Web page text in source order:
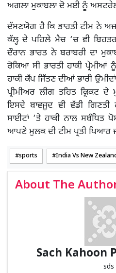
ਅਗਲਾ ਮੁਕਾਬਲਾ ਦੋ ਮਈ ਨੂੰ
ਦੱਸਣਯੋਗ ਹੈ ਕਿ ਭਾਰਤੀ ਟੀਮ ਨੇ
ਕੱਲ੍ਹ ਦੇ ਪਹਿਲੇ ਮੈਚ ‘ਚ ਵੀ
ਦੌਰਾਨ ਭਾਰਤ ਨੇ ਬਰਾਬਰੀ ਦਾ
ਰੋਕਿਆ ਸੀ ਭਾਰਤੀ ਹਾਕੀ ਪ੍ਰੇਮੀਆਂ
ਹਾਕੀ ਕੱਪ ਜਿੱਤਣ ਦੀਆਂ ਭਾਰੀ
ਪ੍ਰੀਮੀਅਰ ਲੀਗ ਤਹਿਤ ਕ੍ਰਿਕਟ
ਇਸਦੇ ਬਾਵਜੂਦ ਵੀ ਵੱਡੀ ਗਿਣਤੀ
ਸਾਈਟਾਂ ‘ਤੇ ਹਾਕੀ ਨਾਲ ਸਬੰਧਿਤ
ਆਪਣੇ ਮੁਲਕ ਦੀ ਟੀਮ ਪ੍ਰਤੀ ਪਿਆਰ
sports India Vs New
About The
Sach Kahoon
sds